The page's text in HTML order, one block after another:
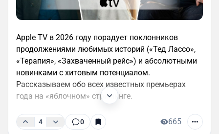
Apple TV в 2026 году порадует поклонников
продолжениями любимых историй («Тед Лассо»,
«Терапия», «Захваченный рейс») и абсолютными
новинками с хитовым потенциалом.
Рассказываем обо всех известных премьерах
года на «яблочном» стриминге.
4 0 665